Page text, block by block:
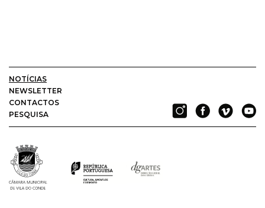
NOTÍCIAS
NEWSLETTER
CONTACTOS
PESQUISA